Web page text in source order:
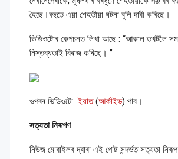
হৈছে।বহুতে এয়া শেহতীয়া ঘটনা বুলি দাবী কৰিছে।
ভিডিওটোৰ কেপচনত লিখা আছে : “আকাল তখটলৈ
নিস্তব্ধতাই বিৰাজ কৰিছে। ”
ওপৰৰ ভিডিওটো ইয়াত(আৰ্কাইভ) পাব।
সত্যতা নিৰূপণ
নিউজ মোবাইলৰ দ্বাৰা এই পোষ্ট সন্দৰ্ভত সত্যতা